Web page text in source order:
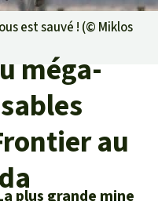
forêt tropicale
?
animaux
est sauvé ! (© Miklos
méga-
au
plus grande mine